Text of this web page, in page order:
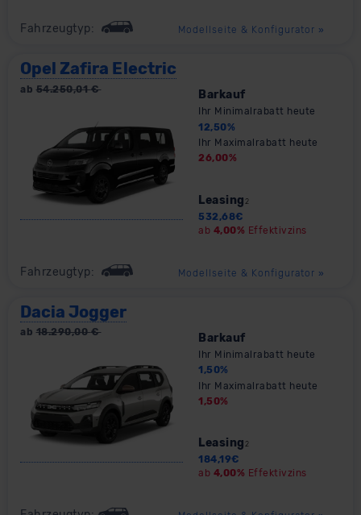
Fahrzeugtyp: Modellseite & Konfigurator »
Opel Zafira Electric
ab 54.250,01€ Barkauf
Ihr Minimalrabatt heute
12,50%
Ihr Maximalrabatt heute
26,00%
Leasing 2
532,68€
ab 4,00% Effektivzins
Fahrzeugtyp: Modellseite & Konfigurator »
Dacia Jogger
ab 18.290,00€ Barkauf
Ihr Minimalrabatt heute
1,50%
Ihr Maximalrabatt heute
1,50%
Leasing 2
184,19€
ab 4,00% Effektivzins